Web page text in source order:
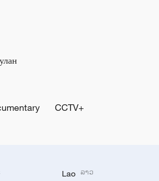
CCTV+
Lao ລາວ